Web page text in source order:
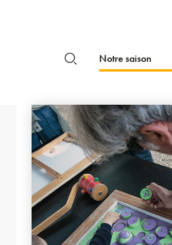
Notre saison